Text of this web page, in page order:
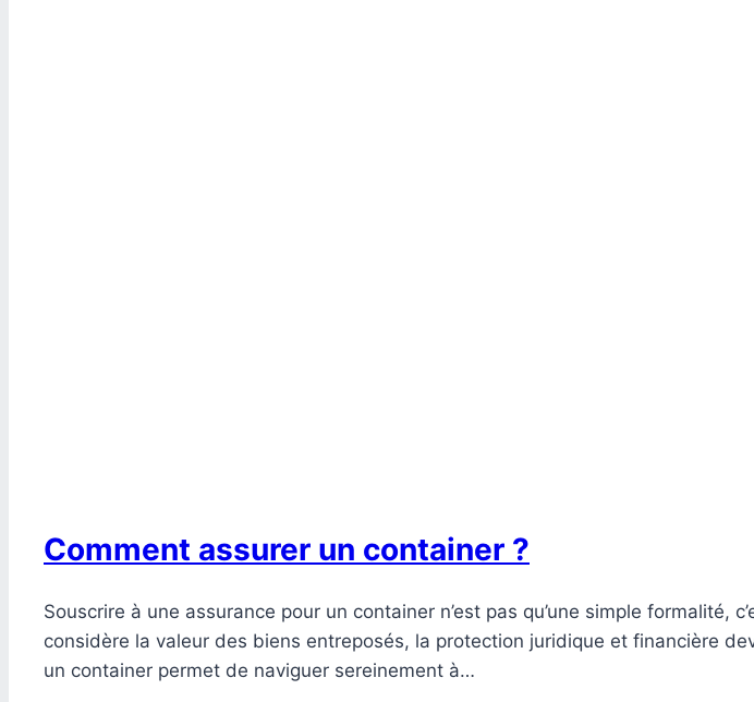
Comment assurer un container ?
Souscrire à une assurance pour un container n’est pas qu’une simple formalité,
considère la valeur des biens entreposés, la protection juridique et financière
un container permet de naviguer sereinement à…